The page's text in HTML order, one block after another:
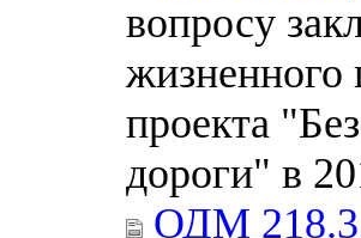
вопросу
жизненного
проекта
дороги" в
ОДМ